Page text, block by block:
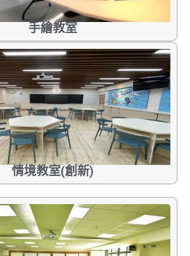
手繪教室
情境教室(創新)